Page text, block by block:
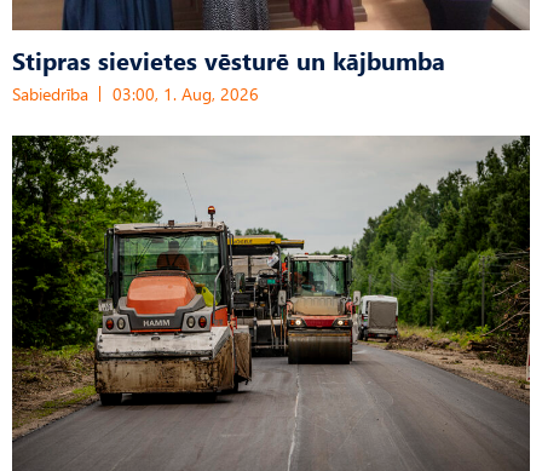
Stipras sievietes vēsturē un kājbumba
Sabiedrība 03:00, 1. Aug, 2026